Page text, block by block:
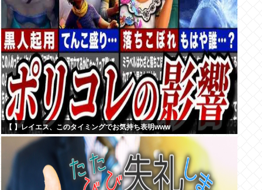
【 】レイエス、このタイミングでお気持ち表明www